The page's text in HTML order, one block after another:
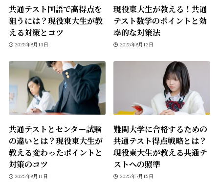
共通テスト国語で高得点を
狙うには？現役東大生が教
える対策とコツ
2025年8月13日
現役東大生が教える！共通
テスト数学のポイントと効
率的な対策法
2025年8月12日
共通テストとセンター試験
の違いとは？現役東大生が
教える変わったポイントと
対策のコツ
2025年8月11日
難関大学に合格するための
共通テスト得点戦略とは？
現役東大生が教える共通テ
ストへの照準
2025年7月15日